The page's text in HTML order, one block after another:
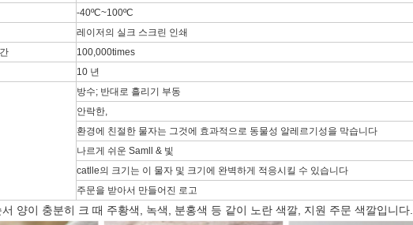
-40ºC~100ºC
레이저의 실크 스크린 인쇄
100,000times
10 년
방수; 반대로 흘리기 부동
안락한,
환경에 친절한 물자는 그것에 효과적으로 동물성 알레르기성을 막습니다
나르게 쉬운 Samll & 빛
catlle의 크기는 이 물자 및 크기에 완벽하게 적응시킬 수 있습니다
주문을 받아서 만들어진 로고
양이 충분히 크 때 주황색, 녹색, 분홍색 등 같이 노란 색깔, 지원 주문 색깔입니다.